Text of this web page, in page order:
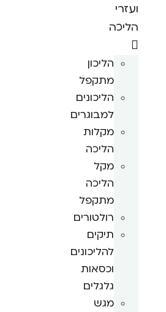
ועזרי
הליכה
הליכון
מתקפל
הליכונים
למבוגרים
מקלות
הליכה
מקל
הליכה
מתקפל
רולטורים
תיקים
להליכונים
וכסאות
גלגלים
מגש